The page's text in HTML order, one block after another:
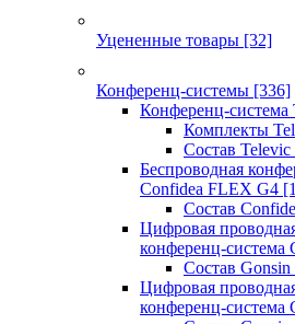
Уцененные товары [32]
Конференц-системы [336]
Конференц-система
Комплекты
Состав Televic
Беспроводная
Confidea FLEX G4
Состав
Цифровая
конференц-система
Состав
Цифровая
конференц-система